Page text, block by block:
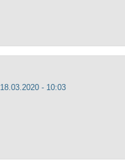
18.03.2020 - 10:03